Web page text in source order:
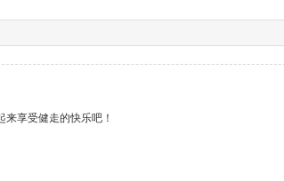
来享受健走的快乐吧！